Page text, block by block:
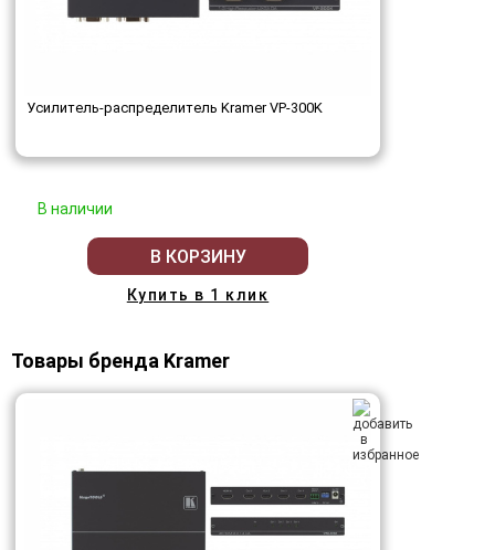
Усилитель-распределитель Kramer VP-300K
В наличии
В КОРЗИНУ
Купить в 1 клик
Товары бренда Kramer